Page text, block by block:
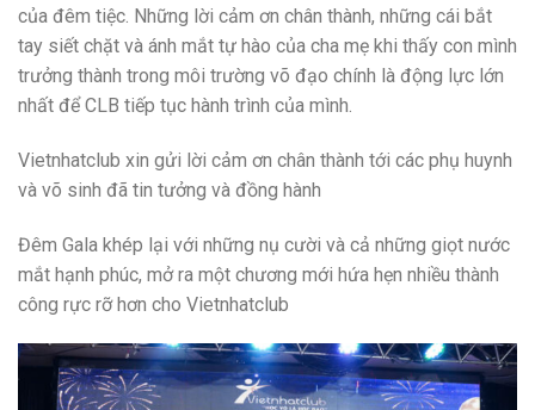
của đêm tiệc. Những lời cảm ơn chân thành, những cái bắt
tay siết chặt và ánh mắt tự hào của cha mẹ khi thấy con mình
trưởng thành trong môi trường võ đạo chính là động lực lớn
nhất để CLB tiếp tục hành trình của mình.
Vietnhatclub xin gửi lời cảm ơn chân thành tới các phụ huynh
và võ sinh đã tin tưởng và đồng hành
Đêm Gala khép lại với những nụ cười và cả những giọt nước
mắt hạnh phúc, mở ra một chương mới hứa hẹn nhiều thành
công rực rỡ hơn cho Vietnhatclub